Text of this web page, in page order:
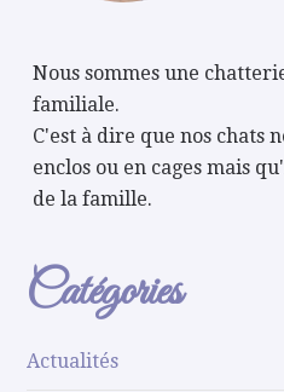
Nous sommes une
familiale.
C'est à dire que nos chats
enclos ou en cages mais
de la famille.
Catégories
Actualités